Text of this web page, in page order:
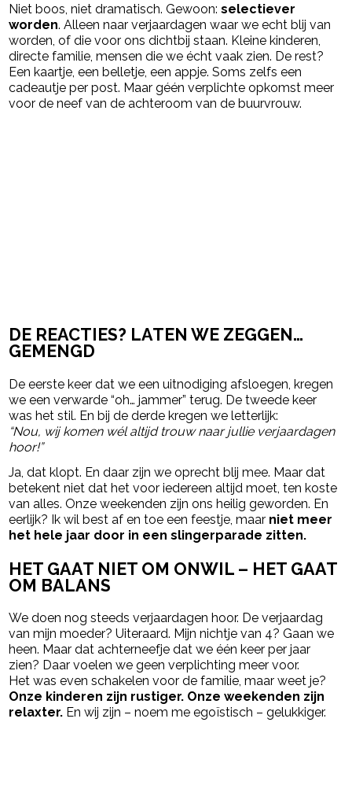
Niet boos, niet dramatisch. Gewoon:selectiever
worden. Alleen naar verjaardagen waar we echt blij van
worden, of die voor ons dichtbij staan. Kleine kinderen,
directe familie, mensen die we écht vaak zien. De rest?
Een kaartje, een belletje, een appje. Soms zelfs een
cadeautje per post. Maar géén verplichte opkomst meer
voor de neef van de achteroom van de buurvrouw.
DE REACTIES? LATEN WE ZEGGEN…
GEMENGD
De eerste keer dat we een uitnodiging afsloegen, kregen
we een verwarde “oh… jammer” terug. De tweede keer
was het stil. En bij de derde kregen we letterlijk:
“Nou, wij komen wél altijd trouw naar jullie verjaardagen
hoor!”
Ja, dat klopt. En daar zijn we oprecht blij mee. Maar dat
betekent niet dat het voor iedereen altijd moet, ten koste
van alles. Onze weekenden zijn ons heilig geworden. En
eerlijk? Ik wil best af en toe een feestje, maar niet meer
het hele jaar door in een slingerparade zitten.
HET GAAT NIET OM ONWIL – HET GAAT
OM BALANS
We doen nog steeds verjaardagen hoor. De verjaardag
van mijn moeder? Uiteraard. Mijn nichtje van 4? Gaan we
heen. Maar dat achterneefje dat we één keer per jaar
zien? Daar voelen we geen verplichting meer voor.
Het was even schakelen voor de familie, maar weet je?
Onze kinderen zijn rustiger. Onze weekenden zijn
relaxter. En wij zijn – noem me egoïstisch – gelukkiger.